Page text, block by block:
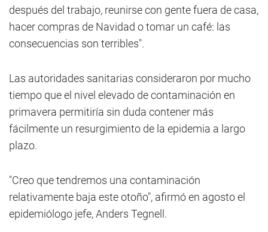
después del trabajo, reunirse con gente fuera de casa,
hacer compras de Navidad o tomar un café: las
consecuencias son terribles".
Las autoridades sanitarias consideraron por mucho
tiempo que el nivel elevado de contaminación en
primavera permitiría sin duda contener más
fácilmente un resurgimiento de la epidemia a largo
plazo.
"Creo que tendremos una contaminación
relativamente baja este otoño", afirmó en agosto el
epidemiólogo jefe, Anders Tegnell.